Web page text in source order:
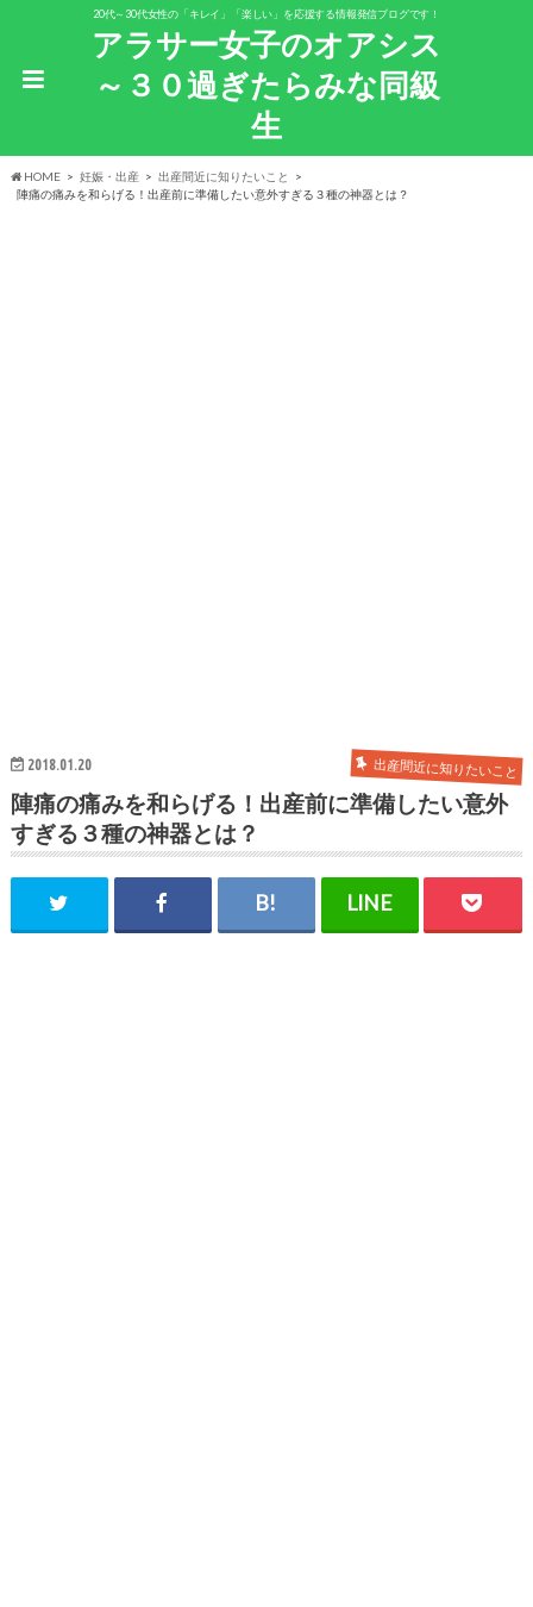
20代～30代女性の「キレイ」「楽しい」を応援する情報発信ブログです！
アラサー女子のオアシス
～３０過ぎたらみな同級
生
HOME 妊娠・出産
出産間近に知りたいこと
陣痛の痛みを和らげる！出産前に準備したい意外すぎる３種の神器とは？
2018.01.20 出産間近に知りたいこと
陣痛の痛みを和らげる！出産前に準備したい意外
すぎる３種の神器とは？